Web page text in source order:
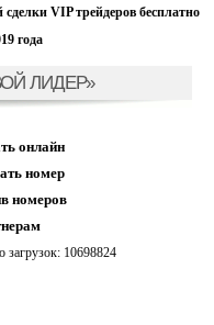
VIP трейдеров бесплатно
года
ЛИДЕР»
онлайн
номер
номеров
загрузок: 10698824